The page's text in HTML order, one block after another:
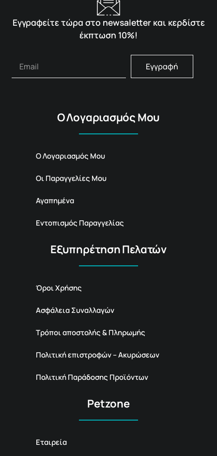
Εγγραφείτε τώρα στο newsaletter και κερδίστε
έκπτωση 10%!
Εγγραφή
Ο Λογαριασμός Μου
Ο Λογαριασμός Μου
Οι Παραγγελίες Μου
Αγαπημένα
Εντοπισμός Παραγγελίας
Εξυπηρέτηση Πελατών
Όροι Χρήσης
Ασφάλεια Συναλλαγών
Τρόποι αποστολής & Πληρωμής
Πολιτική επιστροφών – Ακυρώσεων
Πολιτική Παράδοσης Προϊόντων
Petzone
Εταιρεία